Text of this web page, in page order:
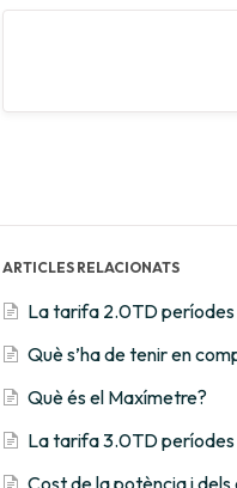
ARTICLES RELACIONATS
La tarifa 2.0TD períodes
Què s’ha de tenir en
Què és el Maxímetre?
La tarifa 3.0TD períodes
Cost de la potència i